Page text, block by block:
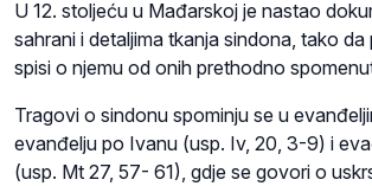
U 12. stoljeću u Mađarskoj je nastao
sahrani i detaljima tkanja sindona, tako da
spisi o njemu od onih prethodno
Tragovi o sindonu spominju se u
evanđelju po Ivanu (usp. Iv, 20, 3-9) i
(usp. Mt 27, 57- 61), gdje se govori o